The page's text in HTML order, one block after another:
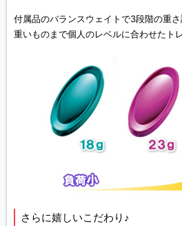
付属品のバランスウェイトで3段階の重
重いものまで個人のレベルに合わせたト
さらに嬉しいこだわり♪